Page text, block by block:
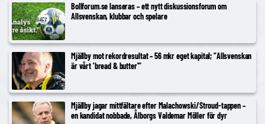
Bollforum.se lanseras – ett nytt diskussionsforum om
Allsvenskan, klubbar och spelare
Mjällby mot rekordresultat – 56 mkr eget kapital; ”Allsvenskan
är vårt ’bread & butter'”
Mjällby jagar mittfältare efter Malachowski/Stroud-tappen –
en kandidat nobbade, Ålborgs Valdemar Möller för dyr